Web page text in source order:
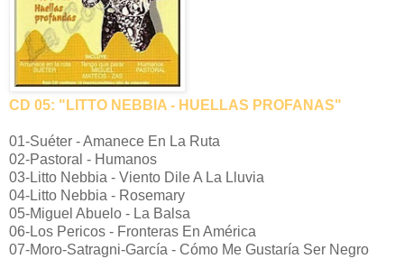
CD 05: "LITTO NEBBIA - HUELLAS PROFANAS"
01-Suéter - Amanece En La Ruta
02-Pastoral - Humanos
03-Litto Nebbia - Viento Dile A La Lluvia
04-Litto Nebbia - Rosemary
05-Miguel Abuelo - La Balsa
06-Los Pericos - Fronteras En América
07-Moro-Satragni-García - Cómo Me Gustaría Ser Negro